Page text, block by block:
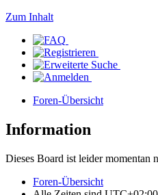
Zum Inhalt
Foren-Übersicht
Information
Dieses Board ist leider momentan
Foren-Übersicht